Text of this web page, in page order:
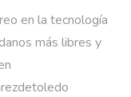
en la tecnología
más libres y